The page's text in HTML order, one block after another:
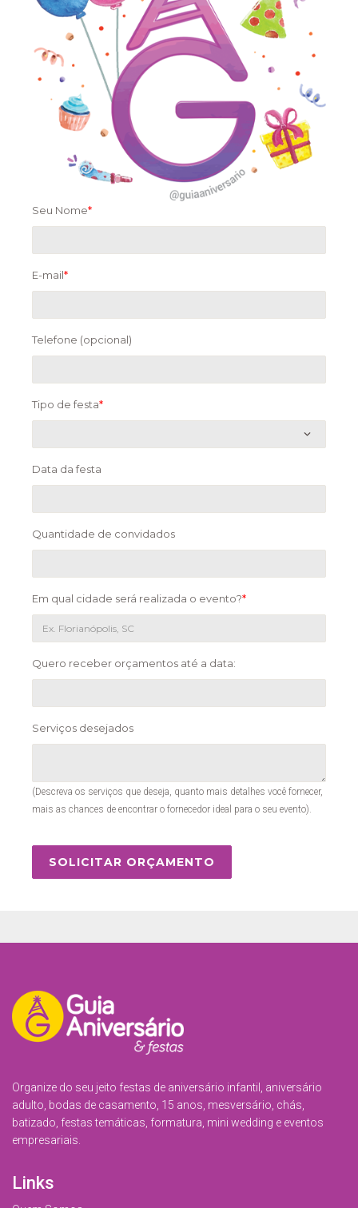
Seu Nome*
E-mail*
Telefone (opcional)
Tipo de festa*
Data da festa
Quantidade de convidados
Em qual cidade será realizada o evento?*
Quero receber orçamentos até a data:
Serviços desejados
(Descreva os serviços que deseja, quanto mais detalhes você fornecer,
mais as chances de encontrar o fornecedor ideal para o seu evento).
SOLICITAR ORÇAMENTO
Organize do seu jeito festas de aniversário infantil, aniversário
adulto, bodas de casamento, 15 anos, mesversário, chás,
batizado, festas temáticas, formatura, mini wedding e eventos
empresariais.
Links